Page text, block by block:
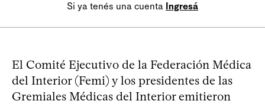
Si ya tenés una cuenta Ingresá
El Comité Ejecutivo de la Federación Médica
del Interior (Femi) y los presidentes de las
Gremiales Médicas del Interior emitieron